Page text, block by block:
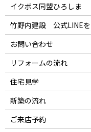
イクボス同盟ひろしま
竹野内建設 公式LINEを
お問い合わせ
リフォームの流れ
住宅見学
新築の流れ
ご来店予約